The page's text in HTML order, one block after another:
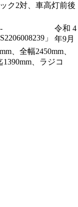
ク2対、車高灯前後
」
令和 4
年9月
、全幅2450mm、
、ラジコ